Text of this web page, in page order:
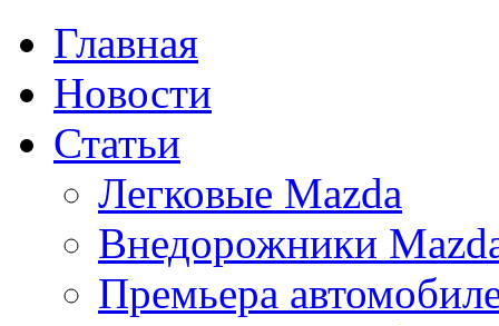
Главная
Новости
Статьи
Легковые Mazda
Внедорожники
Премьера